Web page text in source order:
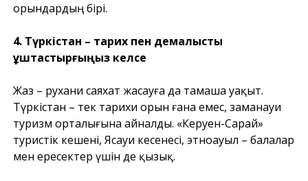
орындардың бірі.
4. Түркістан – тарих пен демалысты
ұштастырғыңыз келсе
Жаз – рухани саяхат жасауға да тамаша уақыт.
Түркістан – тек тарихи орын ғана емес, заманауи
туризм орталығына айналды. «Керуен-Сарай»
туристік кешені, Ясауи кесенесі, этноауыл – балалар
мен ересектер үшін де қызық.